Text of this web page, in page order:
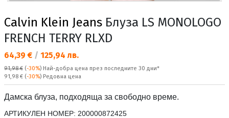
Calvin Klein Jeans Блуза LS MONOLOGO
FRENCH TERRY RLXD
Текуща цена:
64,39 € / 125,94 лв.
91,98 € (-30%) Най-добра цена през последните 30 дни*
Редовна цена:
91,98 € (-30%) Редовна цена
Дамска блуза, подходяща за свободно време.
АРТИКУЛЕН НОМЕР: 200000872425